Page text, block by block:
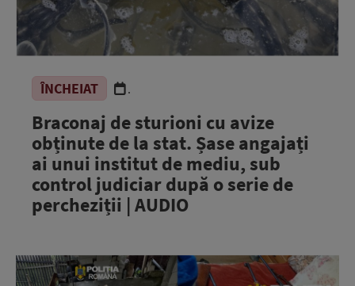
ÎNCHEIAT .
Braconaj de sturioni cu avize
obținute de la stat. Șase angajați
ai unui institut de mediu, sub
control judiciar după o serie de
percheziții | AUDIO